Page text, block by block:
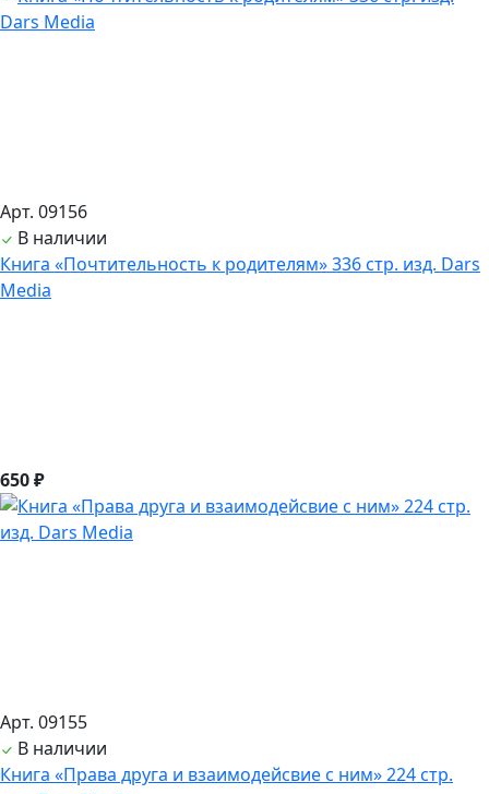
Арт. 09156
В наличии
Книга «Почтительность к родителям» 336 стр. изд. Dars
Media
650 ₽
Арт. 09155
В наличии
Книга «Права друга и взаимодейсвие с ним» 224 стр.